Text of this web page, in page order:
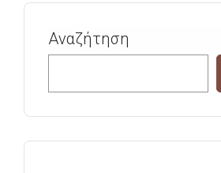
Αναζήτηση